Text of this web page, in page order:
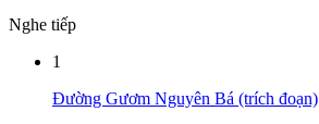
Nghe tiếp
1
Đường Gươm Nguyên Bá (trích đoạn)